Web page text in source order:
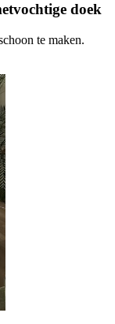
vochtige doek
te maken.